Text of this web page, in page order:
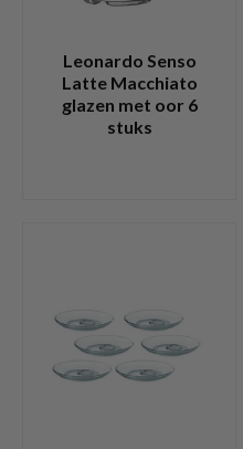
Leonardo Senso
Latte Macchiato
glazen met oor 6
stuks